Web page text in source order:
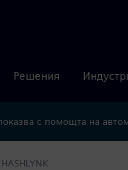
Решения
с помощта на
HASHLYNK